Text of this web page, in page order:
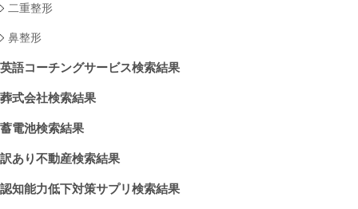
二重整形
鼻整形
英語コーチングサービス検索結果
葬式会社検索結果
蓄電池検索結果
訳あり不動産検索結果
認知能力低下対策サプリ検索結果